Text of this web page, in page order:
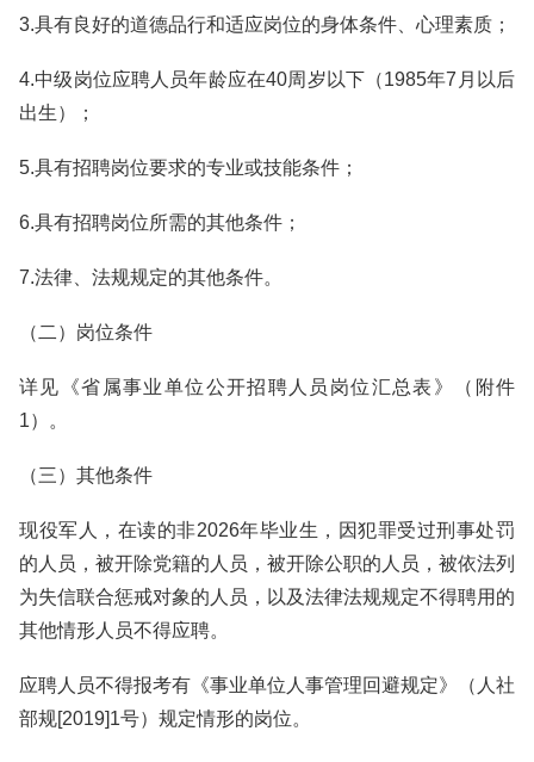
3.具有良好的道德品行和适应岗位的身体条件、心理素质；
4.中级岗位应聘人员年龄应在40周岁以下（1985年7月以后
出生）；
5.具有招聘岗位要求的专业或技能条件；
6.具有招聘岗位所需的其他条件；
7.法律、法规规定的其他条件。
（二）岗位条件
详见《省属事业单位公开招聘人员岗位汇总表》（附件
1）。
（三）其他条件
现役军人，在读的非2026年毕业生，因犯罪受过刑事处罚
的人员，被开除党籍的人员，被开除公职的人员，被依法列
为失信联合惩戒对象的人员，以及法律法规规定不得聘用的
其他情形人员不得应聘。
应聘人员不得报考有《事业单位人事管理回避规定》（人社
部规[2019]1号）规定情形的岗位。